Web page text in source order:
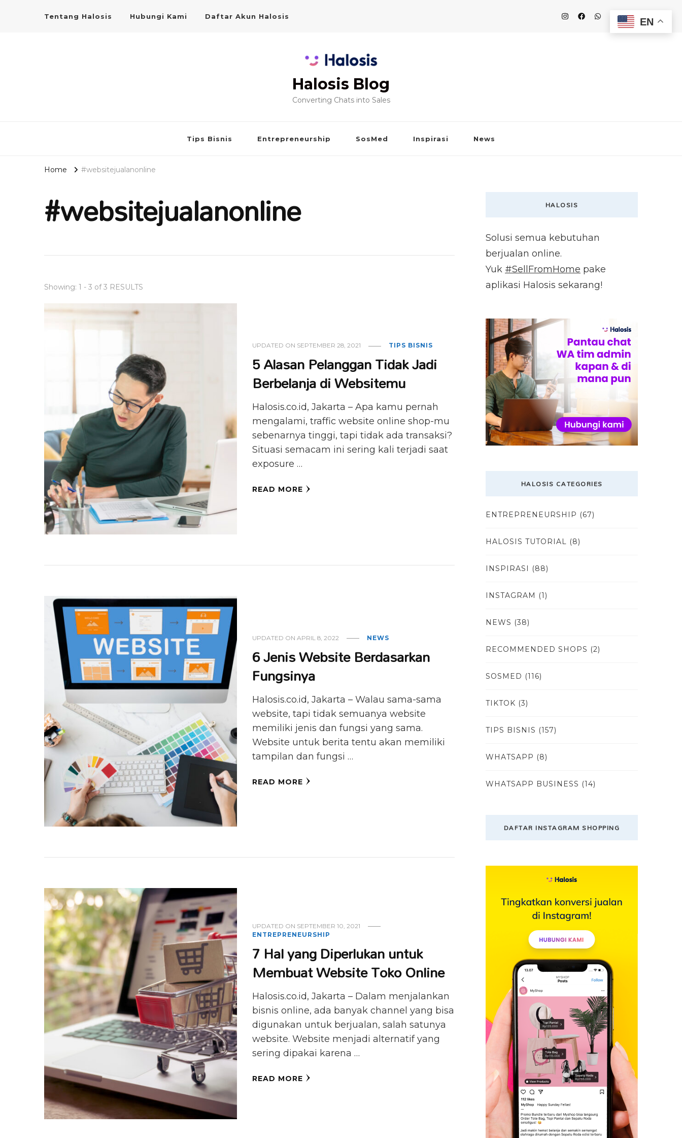
Tentang Halosis Hubungi Kami Daftar Akun Halosis
Halosis Blog
Converting Chats into Sales
Tips Bisnis Entrepreneurship SosMed Inspirasi News
Home #websitejualanonline
#websitejualanonline
Showing: 1 - 3 of 3 RESULTS
UPDATED ON SEPTEMBER 28, 2021 TIPS BISNIS
5 Alasan Pelanggan Tidak Jadi
Berbelanja di Websitemu
Halosis.co.id, Jakarta – Apa kamu pernah
mengalami, traffic website online shop-mu
sebenarnya tinggi, tapi tidak ada transaksi?
Situasi semacam ini sering kali terjadi saat
exposure …
READ MORE
UPDATED ONAPRIL 8, 2022 NEWS
6 Jenis Website Berdasarkan
Fungsinya
Halosis.co.id, Jakarta – Walau sama-sama
website, tapi tidak semuanya website
memiliki jenis dan fungsi yang sama.
Website untuk berita tentu akan memiliki
tampilan dan fungsi …
READ MORE
UPDATED ON SEPTEMBER 10, 2021
ENTREPRENEURSHIP
7 Hal yang Diperlukan untuk
Membuat Website Toko Online
Halosis.co.id, Jakarta – Dalam menjalankan
bisnis online, ada banyak channel yang bisa
digunakan untuk berjualan, salah satunya
website. Website menjadi alternatif yang
sering dipakai karena …
READ MORE
HALOSIS
Solusi semua kebutuhan
berjualan online.
Yuk #SellFromHome pake
aplikasi Halosis sekarang!
HALOSIS CATEGORIES
ENTREPRENEURSHIP (67)
HALOSIS TUTORIAL (8)
INSPIRASI (88)
INSTAGRAM (1)
NEWS (38)
RECOMMENDED SHOPS (2)
SOSMED (116)
TIKTOK (3)
TIPS BISNIS (157)
WHATSAPP (8)
WHATSAPP BUSINESS (14)
DAFTAR INSTAGRAM SHOPPING
EN